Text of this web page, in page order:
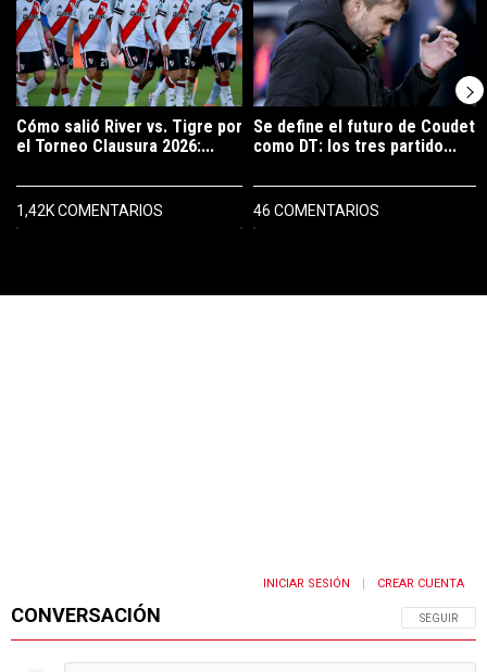
Cómo salió River vs. Tigre por
el Torneo Clausura 2026:...
1,42K COMENTARIOS
Se define el futuro de Coudet
como DT: los tres partido...
46 COMENTARIOS
CONVERSACIÓN SIGA ESTA
SEGUIR
INICIAR SESIÓN CREAR CUENTA